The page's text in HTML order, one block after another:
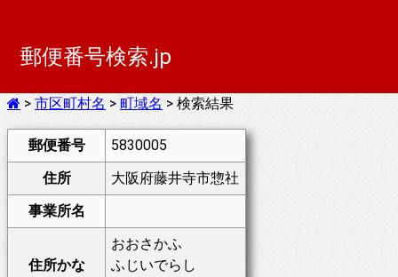
郵便番号検索.jp
> 市区町村名 > 町域名 > 検索結果
郵便番号
5830005
住所
大阪府藤井寺市惣社
事業所名
住所かな
おおさかふ
ふじいでらし